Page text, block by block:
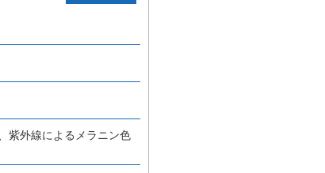
紫外線によるメラニン色